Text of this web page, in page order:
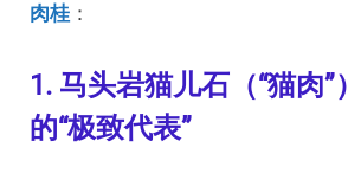
肉桂 ：
1. 马头岩猫儿石（“猫肉”
的“极致代表”